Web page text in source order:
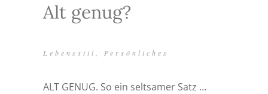
Alt genug?
Lebensstil Persönliches
ALT GENUG. So ein seltsamer Satz …